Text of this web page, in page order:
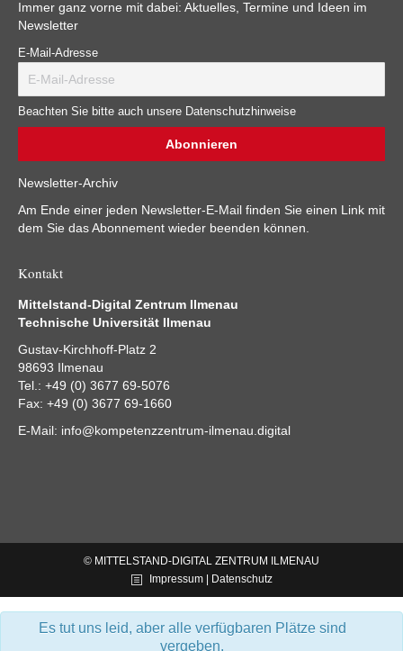
Immer ganz vorne mit dabei: Aktuelles, Termine und Ideen im
Newsletter
E-Mail-Adresse
Beachten Sie bitte auch unsere Datenschutzhinweise
Newsletter-Archiv
Am Ende einer jeden Newsletter-E-Mail finden Sie einen Link mit
dem Sie das Abonnement wieder beenden können.
Kontakt
Mittelstand-Digital Zentrum Ilmenau
Technische Universität Ilmenau
Gustav-Kirchhoff-Platz 2
98693 Ilmenau
Tel.: +49 (0) 3677 69-5076
Fax: +49 (0) 3677 69-1660
E-Mail: info@kompetenzzentrum-ilmenau.digital
© MITTELSTAND-DIGITAL ZENTRUM ILMENAU
Impressum | Datenschutz
Es tut uns leid, aber alle verfügbaren Plätze sind
vergeben.